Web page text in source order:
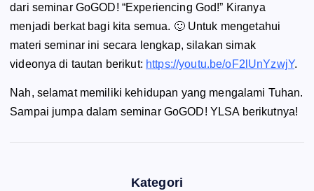
dari seminar GoGOD! “Experiencing God!” Kiranya
menjadi berkat bagi kita semua. 🙂 Untuk mengetahui
materi seminar ini secara lengkap, silakan simak
videonya di tautan berikut: https://youtu.be/oF2lUnYzwjY.
Nah, selamat memiliki kehidupan yang mengalami Tuhan.
Sampai jumpa dalam seminar GoGOD! YLSA berikutnya!
Kategori